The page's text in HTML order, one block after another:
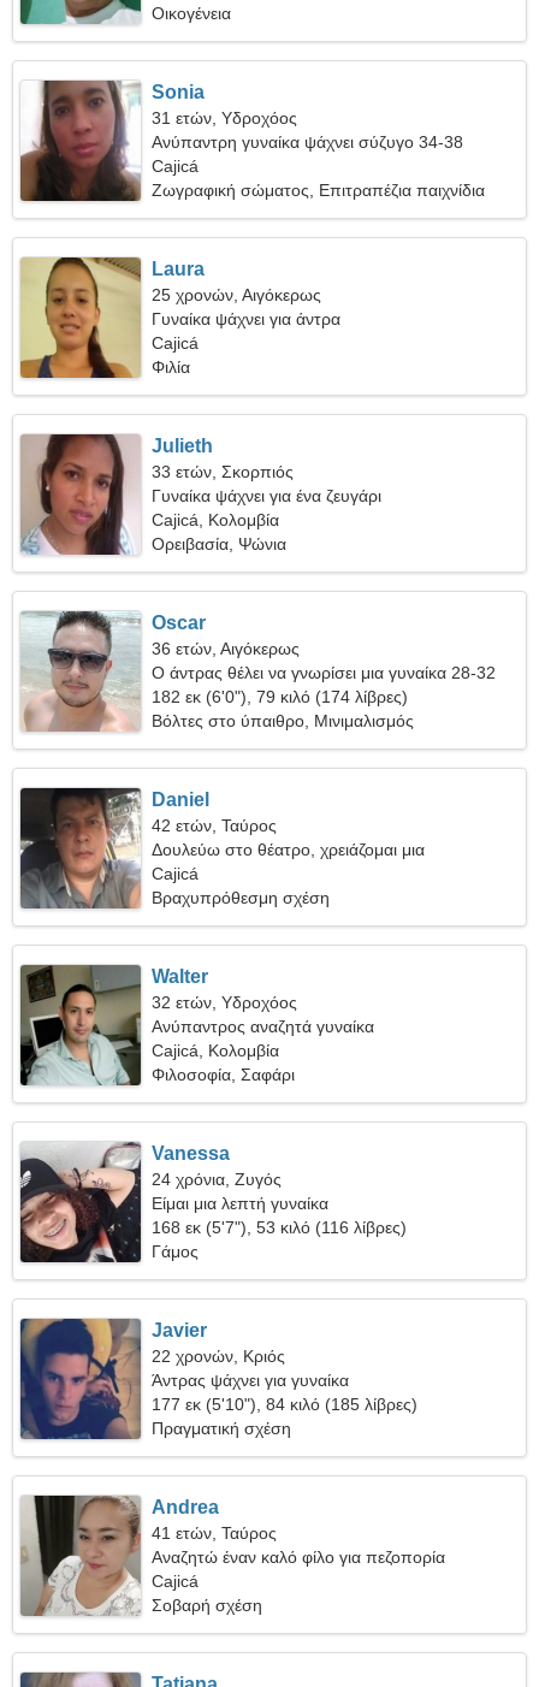
Οικογένεια
Sonia
31 ετών, Υδροχόος
Ανύπαντρη γυναίκα ψάχνει σύζυγο 34-38
Cajicá
Ζωγραφική σώματος, Επιτραπέζια παιχνίδια
Laura
25 χρονών, Αιγόκερως
Γυναίκα ψάχνει για άντρα
Cajicá
Φιλία
Julieth
33 ετών, Σκορπιός
Γυναίκα ψάχνει για ένα ζευγάρι
Cajicá, Κολομβία
Ορειβασία, Ψώνια
Oscar
36 ετών, Αιγόκερως
Ο άντρας θέλει να γνωρίσει μια γυναίκα 28-32
182 εκ (6'0"), 79 κιλό (174 λίβρες)
Βόλτες στο ύπαιθρο, Μινιμαλισμός
Daniel
42 ετών, Ταύρος
Δουλεύω στο θέατρο, χρειάζομαι μια
παιχνιδιάρικη γυναίκα
Cajicá
Βραχυπρόθεσμη σχέση
Walter
32 ετών, Υδροχόος
Ανύπαντρος αναζητά γυναίκα
Cajicá, Κολομβία
Φιλοσοφία, Σαφάρι
Vanessa
24 χρόνια, Ζυγός
Είμαι μια λεπτή γυναίκα
168 εκ (5'7"), 53 κιλό (116 λίβρες)
Γάμος
Javier
22 χρονών, Κριός
Άντρας ψάχνει για γυναίκα
177 εκ (5'10"), 84 κιλό (185 λίβρες)
Πραγματική σχέση
Andrea
41 ετών, Ταύρος
Αναζητώ έναν καλό φίλο για πεζοπορία
Cajicá
Σοβαρή σχέση